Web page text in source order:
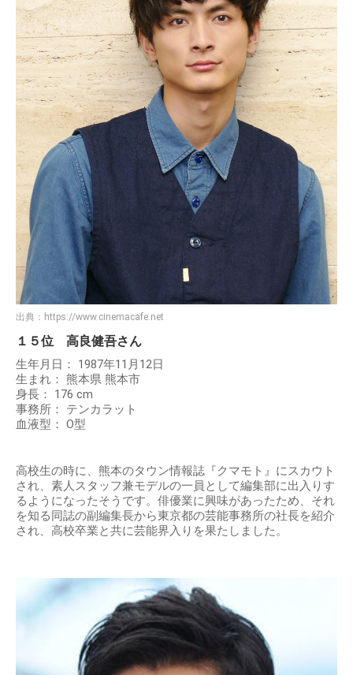
出典： https://www.cinemacafe.net
１５位 高良健吾さん
生年月日： 1987年11月12日
生まれ： 熊本県 熊本市
身長： 176 cm
事務所： テンカラット
血液型： O型
高校生の時に、熊本のタウン情報誌『クマモト』にスカウト
され、素人スタッフ兼モデルの一員として編集部に出入りす
るようになったそうです。俳優業に興味があったため、それ
を知る同誌の副編集長から東京都の芸能事務所の社長を紹介
され、高校卒業と共に芸能界入りを果たしました。